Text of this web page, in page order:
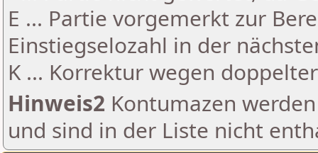
E ... Partie vorgemerkt zur
Einstiegselozahl in der
K ... Korrektur wegen
Hinweis2 Kontumazen
und sind in der Liste nicht